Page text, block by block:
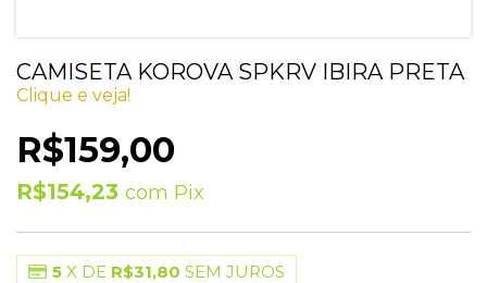
CAMISETA KOROVA SPKRV IBIRA PRETA
Clique e veja!
R$159,00
R$154,23 com Pix
5 X DE R$31,80 SEM JUROS